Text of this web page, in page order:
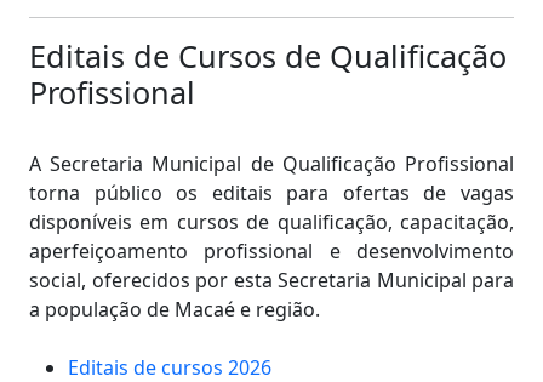
Editais de Cursos de Qualificação
Profissional
A Secretaria Municipal de Qualificação Profissional
torna público os editais para ofertas de vagas
disponíveis em cursos de qualificação, capacitação,
aperfeiçoamento profissional e desenvolvimento
social, oferecidos por esta Secretaria Municipal para
a população de Macaé e região.
Editais de cursos 2026